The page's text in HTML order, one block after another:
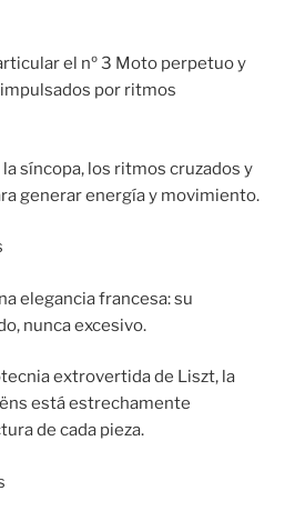
el nº 3 Moto perpetuo y
por ritmos
síncopa, los ritmos cruzados y
generar energía y movimiento.
elegancia francesa: su
nunca excesivo.
extrovertida de Liszt, la
está estrechamente
de cada pieza.